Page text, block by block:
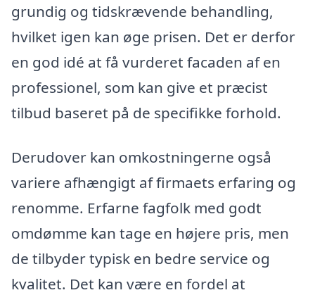
grundig og tidskrævende behandling,
hvilket igen kan øge prisen. Det er derfor
en god idé at få vurderet facaden af en
professionel, som kan give et præcist
tilbud baseret på de specifikke forhold.
Derudover kan omkostningerne også
variere afhængigt af firmaets erfaring og
renomme. Erfarne fagfolk med godt
omdømme kan tage en højere pris, men
de tilbyder typisk en bedre service og
kvalitet. Det kan være en fordel at